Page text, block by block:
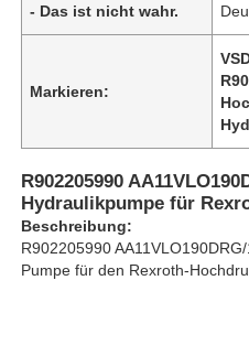
Werksbesichtigung
Qualitätskontrolle
- Das ist nicht wahr.
Markieren:
R902205990
Hydraulikpumpe für
Beschreibung:
R902205990
Pumpe für den Rexroth-